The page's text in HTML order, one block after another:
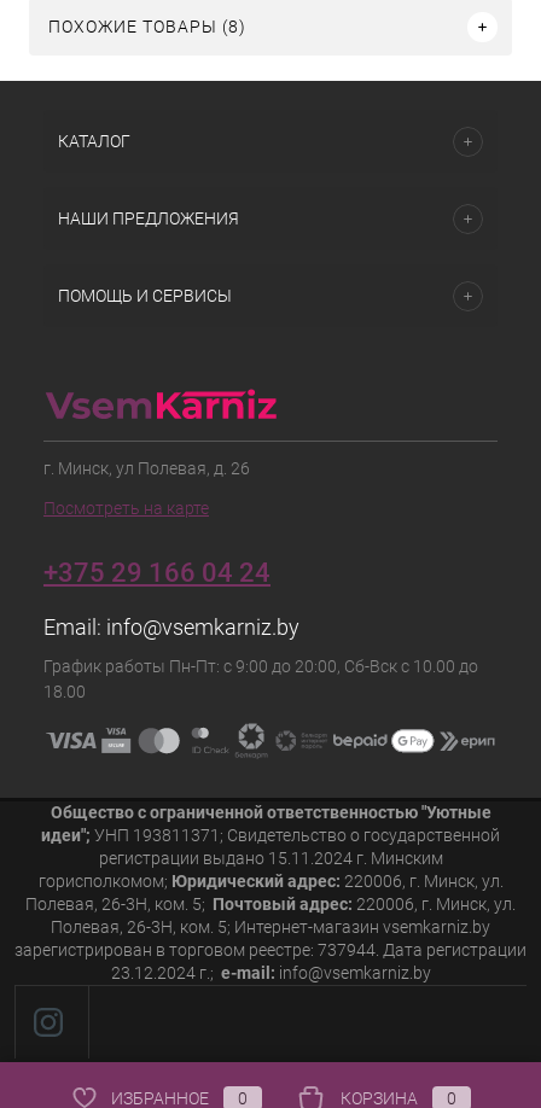
ПОХОЖИЕ ТОВАРЫ (8)
КАТАЛОГ
НАШИ ПРЕДЛОЖЕНИЯ
ПОМОЩЬ И СЕРВИСЫ
г. Минск, ул Полевая, д. 26
Посмотреть на карте
+375 29 166 04 24
Email: info@vsemkarniz.by
График работы Пн-Пт: с 9:00 до 20:00, Сб-Вск с 10.00 до
18.00
Общество с ограниченной ответственностью "Уютные
идеи"; УНП 193811371; Свидетельство о государственной
регистрации выдано 15.11.2024 г. Минским
горисполкомом; Юридический адрес: 220006, г. Минск, ул.
Полевая, 26-3Н, ком. 5; Почтовый адрес: 220006, г. Минск, ул.
Полевая, 26-3Н, ком. 5; Интернет-магазин vsemkarniz.by
зарегистрирован в торговом реестре: 737944. Дата регистрации
23.12.2024 г.; e-mail: info@vsemkarniz.by
ИЗБРАННОЕ 0 КОРЗИНА 0